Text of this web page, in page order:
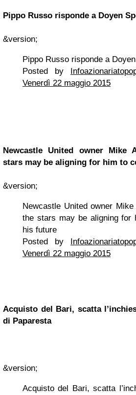
Pippo Russo risponde a Doyen
&version;
Pippo Russo risponde a
Posted by
Venerdì 22 maggio 2015
Newcastle United owner Mike
stars may be aligning for him to
&version;
Newcastle United owner
the stars may be aligning for
his future
Posted by
Venerdì 22 maggio 2015
Acquisto del Bari, scatta
di Paparesta
&version;
Acquisto del Bari, scatta